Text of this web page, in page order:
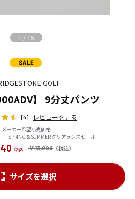
1 / 15
GOLF
】 9分丈パンツ
[4] レビューを見る
メーカー希望小売価格
SPRING & SUMMER クリアランスセール
￥13,200
サイズを選択